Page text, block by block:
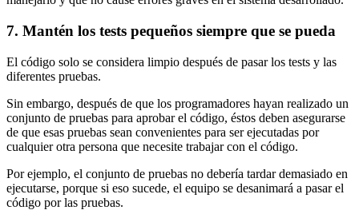
7. Mantén los tests pequeños siempre que se pueda
El código solo se considera limpio después de pasar los tests y las
diferentes pruebas.
Sin embargo, después de que los programadores hayan realizado un
conjunto de pruebas para aprobar el código, éstos deben asegurarse
de que esas pruebas sean convenientes para ser ejecutadas por
cualquier otra persona que necesite trabajar con el código.
Por ejemplo, el conjunto de pruebas no debería tardar demasiado en
ejecutarse, porque si eso sucede, el equipo se desanimará a pasar el
código por las pruebas.